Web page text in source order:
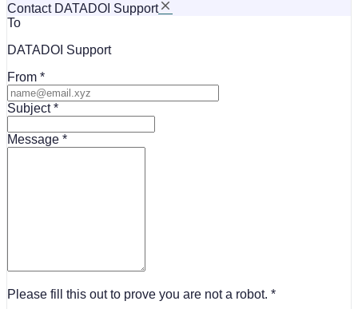
Contact DATADOI Support
To
DATADOI Support
From
Subject
Message
Please fill this out to prove you are not a robot.